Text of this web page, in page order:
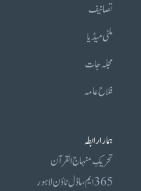
تصانیف
ملٹی میڈیا
مجلہ جات
فلاح عامہ
ہمارا رابطہ
تحریکِ منہاج القرآن
365 ایم، ماڈل ٹاؤن لاہور